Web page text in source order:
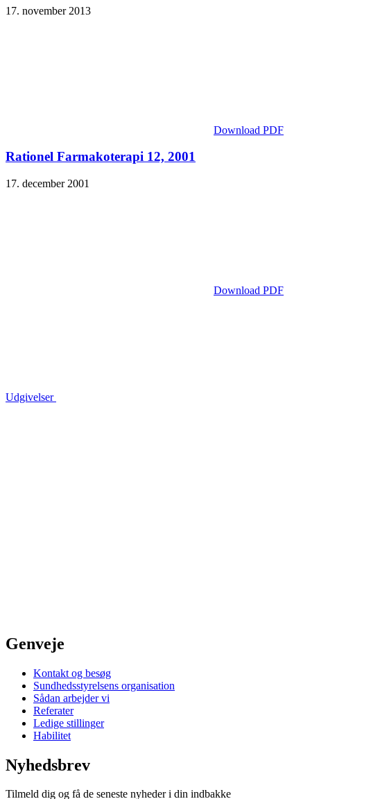
17. november 2013
Download PDF
Rationel Farmakoterapi 12, 2001
17. december 2001
Download PDF
Udgivelser
Genveje
Kontakt og besøg
Sundhedsstyrelsens organisation
Sådan arbejder vi
Referater
Ledige stillinger
Habilitet
Nyhedsbrev
Tilmeld dig og få de seneste nyheder i din indbakke